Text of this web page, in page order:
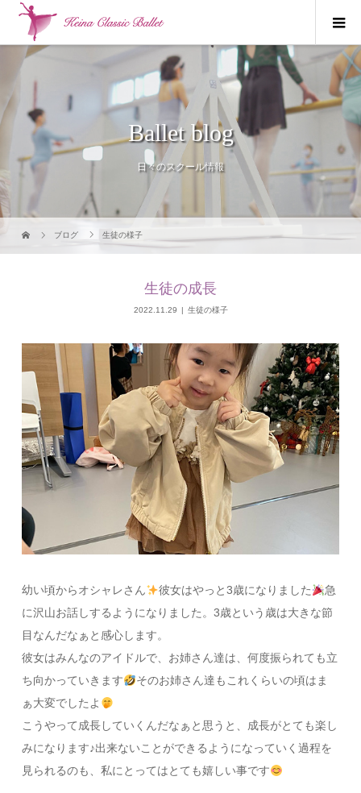
Ballet blog
日々のスクール情報
ブログ 生徒の様子
生徒の成長
2022.11.29 生徒の様子
幼い頃からオシャレさん 彼女はやっと3歳になりました
急
に沢山お話しするようになりました。3歳という歳は大きな節
目なんだなぁと感心します。
彼女はみんなのアイドルで、お姉さん達は、何度振られても立
ち向かっていきます
そのお姉さん達もこれくらいの頃はま
ぁ大変でしたよ
こうやって成長していくんだなぁと思うと、成長がとても楽し
みになります♪出来ないことができるようになっていく過程を
見られるのも、私にとってはとても嬉しい事です